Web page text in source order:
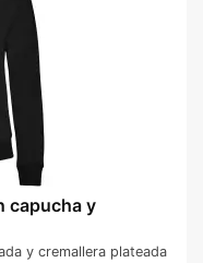
capucha y
y cremallera plateada